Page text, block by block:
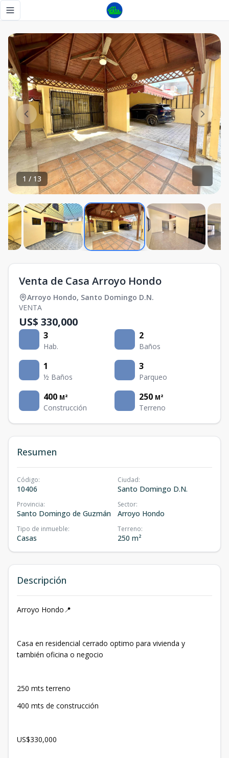
Toggle navigation menu
1 / 13
Venta de Casa Arroyo Hondo
Arroyo Hondo, Santo Domingo D.N.
VENTA
US$ 330,000
3
Hab.
2
Baños
1
½ Baños
3
Parqueo
400 M²
Construcción
250 M²
Terreno
Resumen
Código:
10406
Ciudad:
Santo Domingo D.N.
Provincia:
Santo Domingo de Guzmán
Sector:
Arroyo Hondo
Tipo de inmueble:
Casas
Terreno:
250 m²
Descripción
Arroyo Hondo📍
Casa en residencial cerrado optimo para vivienda y
también oficina o negocio
250 mts terreno
400 mts de construcción
US$330,000
Venta de Casa Arroyo Hondo - Tu Casa RD